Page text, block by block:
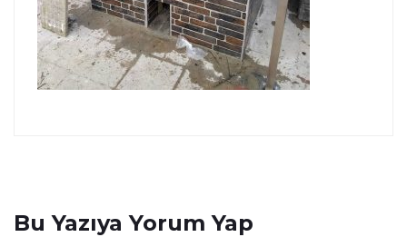
Bu Yazıya Yorum Yap